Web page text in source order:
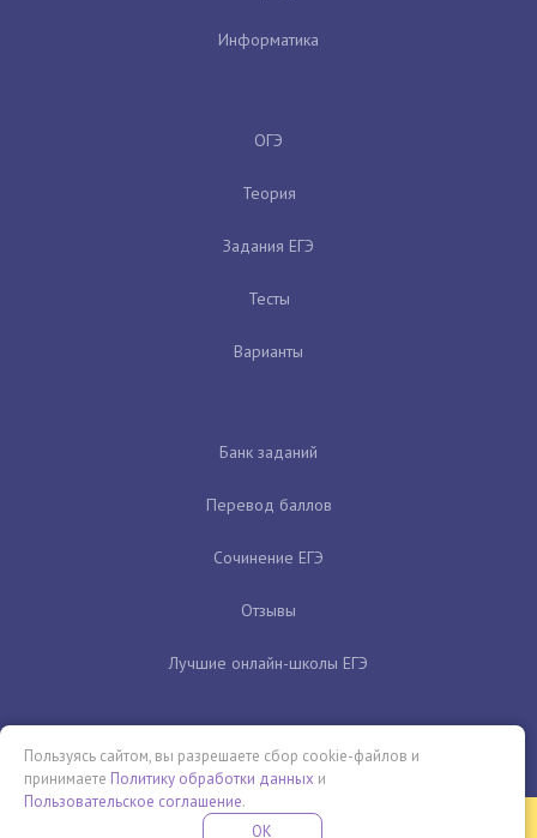
Информатика
ОГЭ
Теория
Задания ЕГЭ
Тесты
Варианты
Банк заданий
Перевод баллов
Сочинение ЕГЭ
Отзывы
Лучшие онлайн-школы ЕГЭ
Бесплатная летняя школа
Пользуясь сайтом, вы разрешаете сбор cookie-файлов и
принимаете Политику обработки данных и
Пользовательское соглашение.
OK